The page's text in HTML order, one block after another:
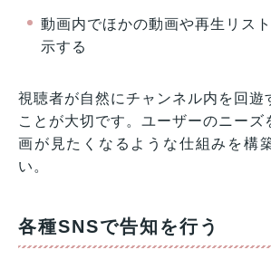
動画内でほかの動画や再生リス
示する
視聴者が自然にチャンネル内を回遊
ことが大切です。ユーザーのニーズ
画が見たくなるような仕組みを構
い。
各種SNSで告知を行う